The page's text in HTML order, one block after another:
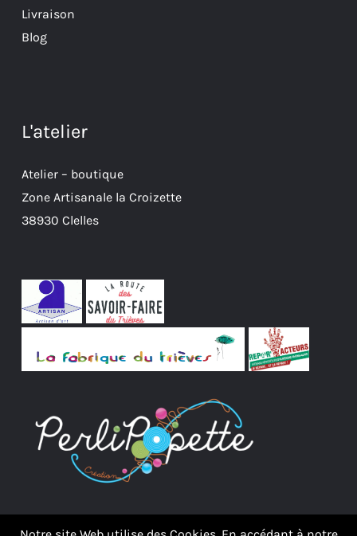
Livraison
Blog
L'atelier
Atelier – boutique
Zone Artisanale la Croizette
38930 Clelles